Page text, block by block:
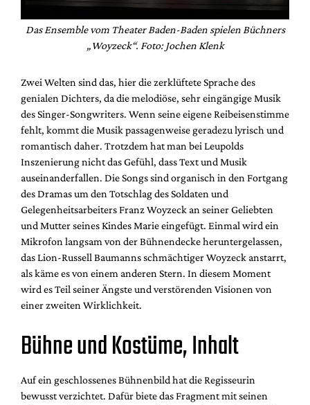
Das Ensemble vom Theater Baden-Baden spielen Büchners
„Woyzeck“. Foto: Jochen Klenk
Zwei Welten sind das, hier die zerklüftete Sprache des
genialen Dichters, da die melodiöse, sehr eingängige Musik
des Singer-Songwriters. Wenn seine eigene Reibeisenstimme
fehlt, kommt die Musik passagenweise geradezu lyrisch und
romantisch daher. Trotzdem hat man bei Leupolds
Inszenierung nicht das Gefühl, dass Text und Musik
auseinanderfallen. Die Songs sind organisch in den Fortgang
des Dramas um den Totschlag des Soldaten und
Gelegenheitsarbeiters Franz Woyzeck an seiner Geliebten
und Mutter seines Kindes Marie eingefügt. Einmal wird ein
Mikrofon langsam von der Bühnendecke heruntergelassen,
das Lion-Russell Baumanns schmächtiger Woyzeck anstarrt,
als käme es von einem anderen Stern. In diesem Moment
wird es Teil seiner Ängste und verstörenden Visionen von
einer zweiten Wirklichkeit.
Bühne und Kostüme, Inhalt
Auf ein geschlossenes Bühnenbild hat die Regisseurin
bewusst verzichtet. Dafür biete das Fragment mit seinen